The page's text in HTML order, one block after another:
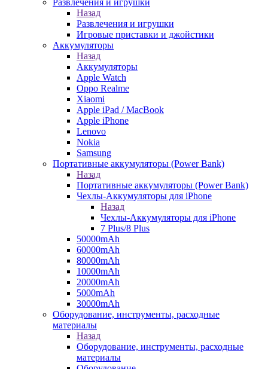
Развлечения и игрушки
Назад
Развлечения и игрушки
Игровые приставки и джойстики
Аккумуляторы
Назад
Аккумуляторы
Apple Watch
Oppo Realme
Xiaomi
Apple iPad / MacBook
Apple iPhone
Lenovo
Nokia
Samsung
Портативные аккумуляторы (Power Bank)
Назад
Портативные аккумуляторы (Power Bank)
Чехлы-Аккумуляторы для iPhone
Назад
Чехлы-Аккумуляторы для iPhone
7 Plus/8 Plus
50000mAh
60000mAh
80000mAh
10000mAh
20000mAh
5000mAh
30000mAh
Оборудование, инструменты, расходные
материалы
Назад
Оборудование, инструменты, расходные
материалы